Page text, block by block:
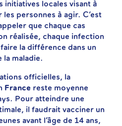
initiatives locales visant à
personnes à agir. C’est
que chaque cas
réalisée, chaque infection
la différence dans un
maladie.
officielles, la
France reste moyenne
Pour atteindre une
il faudrait vacciner un
avant l’âge de 14 ans,